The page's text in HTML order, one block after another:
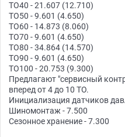
ТО40 - 21.607 (12.710)
ТО50 - 9.601 (4.650)
ТО60 - 14.873 (8.060)
ТО70 - 9.601 (4.650)
ТО80 - 34.864 (14.570)
ТО90 - 9.601 (4.650)
ТО100 - 20.753 (9.300)
Предлагают "сервисный
вперед от 4 до 10 ТО.
Инициализация датчиков
Шиномонтаж - 7.500
Сезонное хранение - 7.300